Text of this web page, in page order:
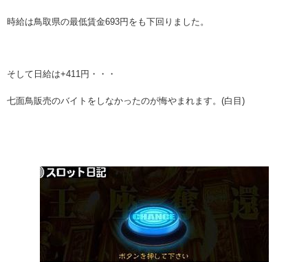
時給は鳥取県の最低賃金693円をも下回りました。
そして日給は+411円・・・
七面鳥販売のバイトをしなかったのが悔やまれます。(白目)